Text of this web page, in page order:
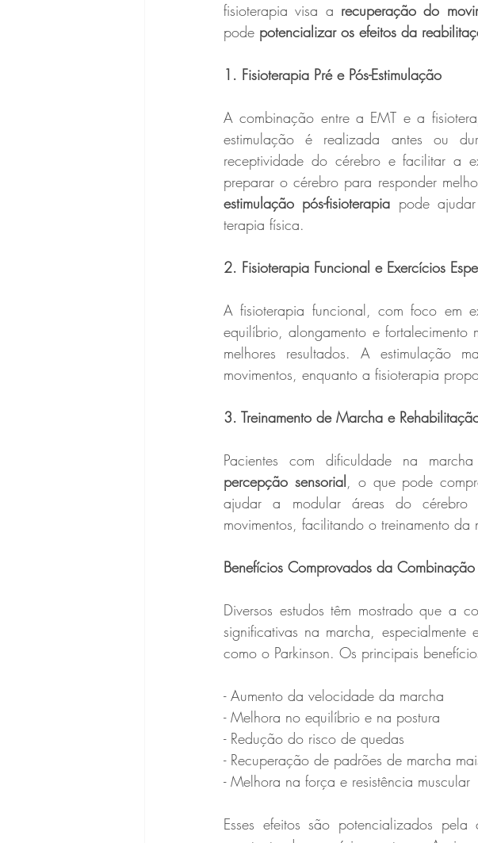
fisioterapia visa a recuperação do
pode potencializar os efeitos da
1. Fisioterapia Pré e Pós-Estimulação
A combinação entre a EMT e a
estimulação é realizada antes ou
receptividade do cérebro e facilitar a
estimulação pós-fisioterapia pode
terapia física.
2. Fisioterapia Funcional e Exercícios
A fisioterapia funcional, com foco em
equilíbrio, alongamento e
melhores resultados. A estimulação
movimentos, enquanto a fisioterapia
3. Treinamento de Marcha e
percepção sensorial, o que pode
ajudar a modular áreas do cérebro
movimentos, facilitando o treinamento da
Benefícios Comprovados da
Diversos estudos têm mostrado que a
significativas na marcha, especialmente
como o Parkinson. Os principais
- Aumento da velocidade da marcha
- Melhora no equilíbrio e na postura
- Redução do risco de quedas
- Recuperação de padrões de marcha
- Melhora na força e resistência muscular
Esses efeitos são potencializados